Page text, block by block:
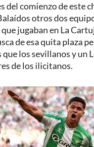
del comienzo de este
otros dos
jugaban en La
de esa quita plaza
los sevillanos y un
de los ilicitanos.